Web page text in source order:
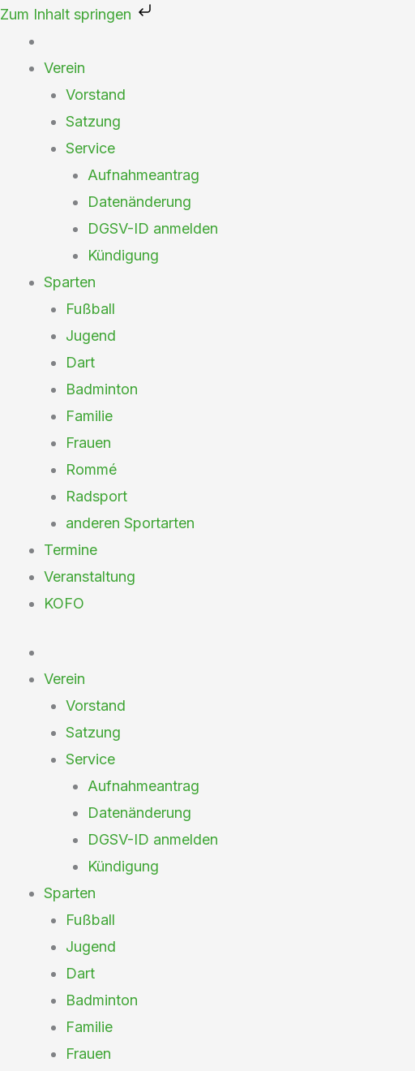
Zum Inhalt springen
Zum
Inhalt
springenVerein
Vorstand
Satzung
Service
Aufnahmeantrag
Datenänderung
DGSV-ID anmelden
Kündigung
Sparten
Fußball
Jugend
Dart
Badminton
Familie
Frauen
Rommé
Radsport
anderen Sportarten
Termine
Veranstaltung
KOFO
Verein
Vorstand
Satzung
Service
Aufnahmeantrag
Datenänderung
DGSV-ID anmelden
Kündigung
Sparten
Fußball
Jugend
Dart
Badminton
Familie
Frauen